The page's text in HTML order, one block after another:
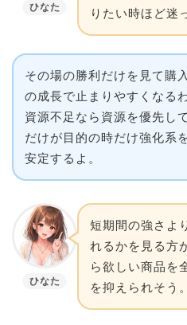
ひなた
りたい時ほど迷
その場の勝利だけを見て購
の成長で止まりやすくなる
資源不足なら資源を優先し
だけが目的の時だけ強化系
安定するよ。
ひなた
短期間の強さよ
れるかを見る方
ら欲しい商品を
を抑えられそう。